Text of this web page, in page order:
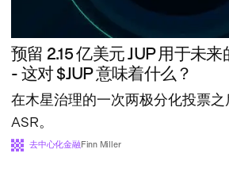
预留 2.15 亿美元 JUP 用于未
- 这对 $JUP 意味着什么？
在木星治理的一次两极分化投票
ASR。
去中心化金融Finn Miller